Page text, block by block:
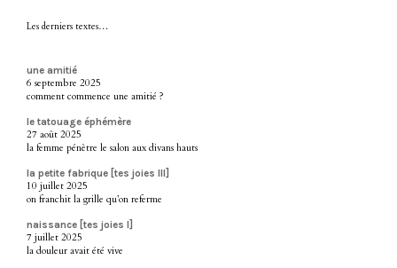
Les derniers textes…
une amitié
6 septembre 2025
comment commence une amitié ?
le tatouage éphémère
27 août 2025
la femme pénètre le salon aux divans hauts
la petite fabrique [tes joies III]
10 juillet 2025
on franchit la grille qu’on referme
naissance [tes joies I]
7 juillet 2025
la douleur avait été vive